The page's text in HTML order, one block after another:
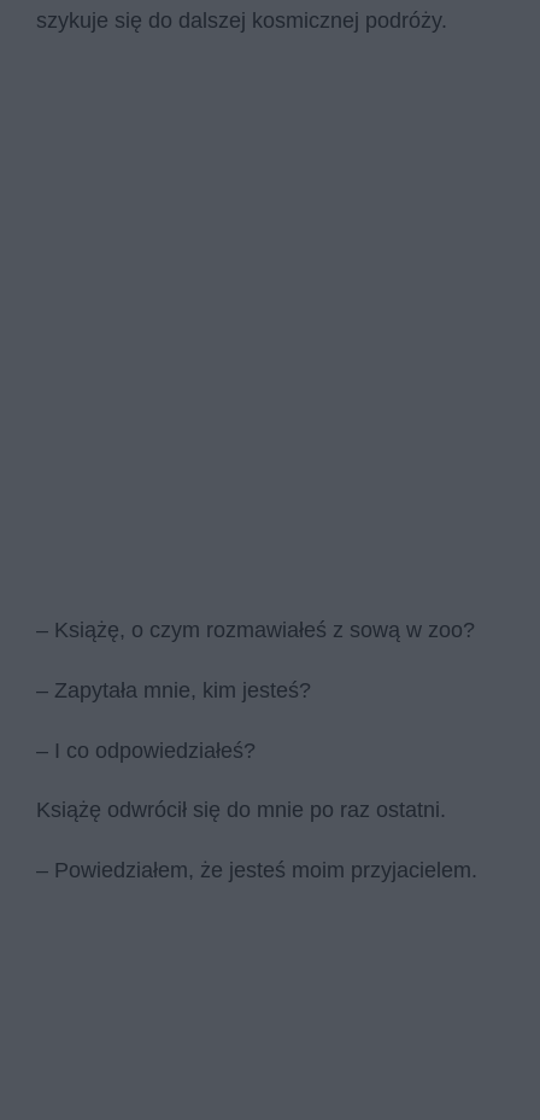
szykuje się do dalszej kosmicznej podróży.
– Książę, o czym rozmawiałeś z sową w zoo?
– Zapytała mnie, kim jesteś?
– I co odpowiedziałeś?
Książę odwrócił się do mnie po raz ostatni.
– Powiedziałem, że jesteś moim przyjacielem.